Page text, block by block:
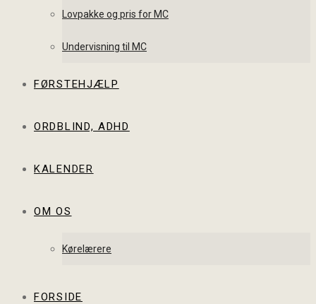
Lovpakke og pris for MC
Undervisning til MC
FØRSTEHJÆLP
ORDBLIND, ADHD
KALENDER
OM OS
Kørelærere
FORSIDE